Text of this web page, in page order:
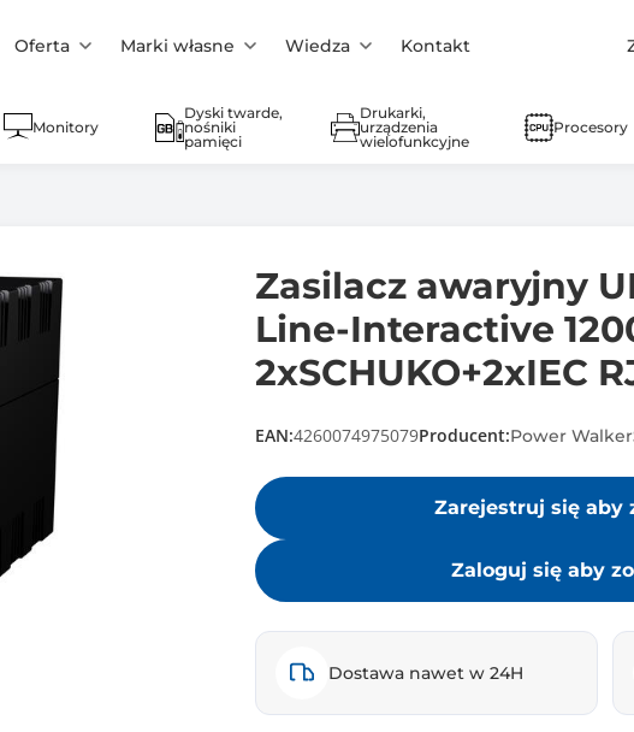
Oferta Marki własne Wiedza Kontakt
Monitory
Dyski twarde,
nośniki
pamięci
Drukarki,
urządzenia
wielofunkcyjne
Procesory
Zasilacz awaryjny
Line-Interactive
2xSCHUKO+2xIEC
EAN:4260074975079Producent:Power Walker
Zarejestruj się aby
Zaloguj się aby
Dostawa nawet w 24H